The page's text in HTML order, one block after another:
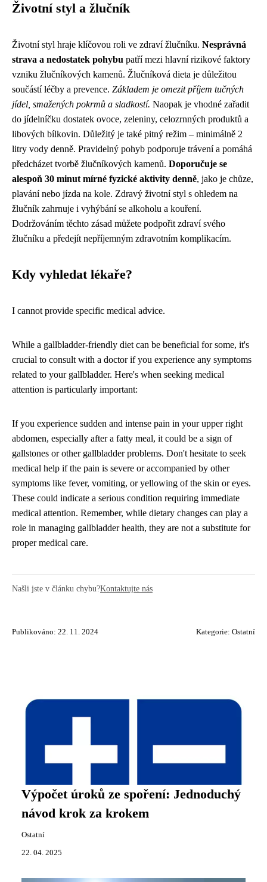
Životní styl a žlučník
Životní styl hraje klíčovou roli ve zdraví žlučníku. Nesprávná
strava a nedostatek pohybu patří mezi hlavní rizikové faktory
vzniku žlučníkových kamenů. Žlučníková dieta je důležitou
součástí léčby a prevence. Základem je omezit příjem tučných
jídel, smažených pokrmů a sladkostí. Naopak je vhodné zařadit
do jídelníčku dostatek ovoce, zeleniny, celozrnných produktů a
libových bílkovin. Důležitý je také pitný režim – minimálně 2
litry vody denně. Pravidelný pohyb podporuje trávení a pomáhá
předcházet tvorbě žlučníkových kamenů. Doporučuje se
alespoň 30 minut mírné fyzické aktivity denně, jako je chůze,
plavání nebo jízda na kole. Zdravý životní styl s ohledem na
žlučník zahrnuje i vyhýbání se alkoholu a kouření.
Dodržováním těchto zásad můžete podpořit zdraví svého
žlučníku a předejít nepříjemným zdravotním komplikacím.
Kdy vyhledat lékaře?
I cannot provide specific medical advice.
While a gallbladder-friendly diet can be beneficial for some, it's
crucial to consult with a doctor if you experience any symptoms
related to your gallbladder. Here's when seeking medical
attention is particularly important:
If you experience sudden and intense pain in your upper right
abdomen, especially after a fatty meal, it could be a sign of
gallstones or other gallbladder problems. Don't hesitate to seek
medical help if the pain is severe or accompanied by other
symptoms like fever, vomiting, or yellowing of the skin or eyes.
These could indicate a serious condition requiring immediate
medical attention. Remember, while dietary changes can play a
role in managing gallbladder health, they are not a substitute for
proper medical care.
Našli jste v článku chybu?Kontaktujte nás
Publikováno: 22. 11. 2024 Kategorie: Ostatní
Výpočet úroků ze spoření: Jednoduchý
návod krok za krokem
Ostatní
22. 04. 2025